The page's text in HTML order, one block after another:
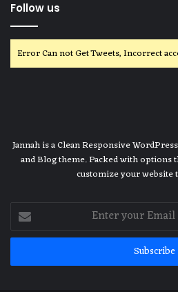
Follow us
Error Can not Get Tweets, Incorrect
Jannah is a Clean Responsive
and Blog theme. Packed with
customize your website
Enter
your
Email